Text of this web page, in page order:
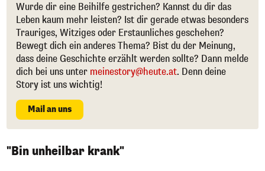
Wurde dir eine Beihilfe gestrichen? Kannst du dir das
Leben kaum mehr leisten? Ist dir gerade etwas besonders
Trauriges, Witziges oder Erstaunliches geschehen?
Bewegt dich ein anderes Thema? Bist du der Meinung,
dass deine Geschichte erzählt werden sollte? Dann melde
dich bei uns unter meinestory@heute.at. Denn deine
Story ist uns wichtig!
Mail an uns
"Bin unheilbar krank"